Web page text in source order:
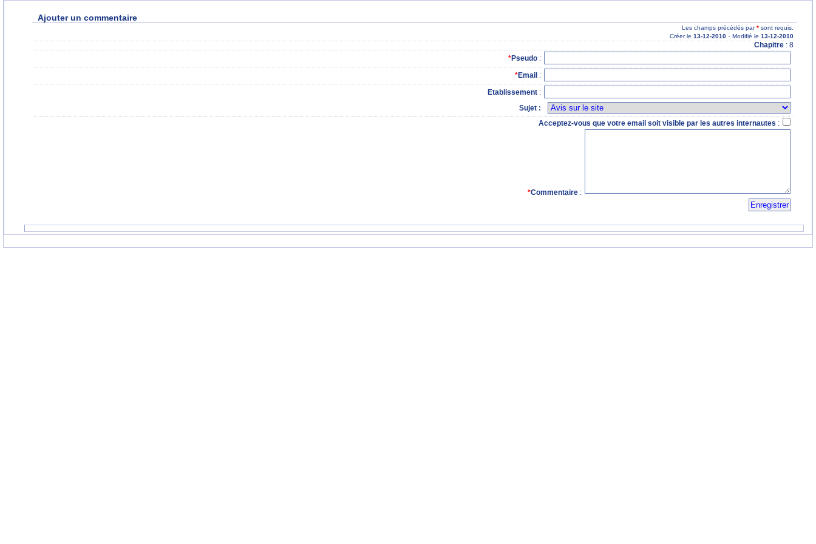
Ajouter un commentaire
Les champs précédés par* sont requis.
Créer le 13-12-2010 - Modifié le 13-12-2010
Chapitre : 8
*Pseudo :
*Email :
Etablissement :
Sujet :
Acceptez-vous que votre email soit visible par les autres internautes :
*Commentaire: